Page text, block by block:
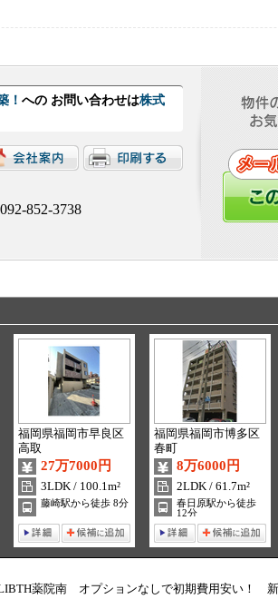
！ への お問い合わせは株式
852-3738
福岡県福岡市早良区
高取
27万7000円
3LDK / 100.1m²
藤崎駅から徒歩 8分
福岡県福岡市博多区
春町
8万6000円
2LDK / 61.7m²
春日原駅から徒歩
12分
薬院南 オプションなしで初期費用安い！